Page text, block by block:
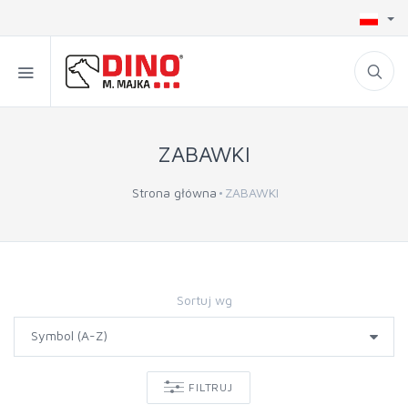
ZABAWKI
Strona główna ZABAWKI
Sortuj wg
FILTRUJ